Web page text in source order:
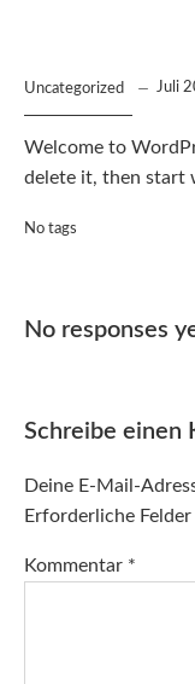
Uncategorized Juli
Welcome to
delete it, then start
No tags
No responses
Schreibe einen
Deine E-Mail-
Erforderliche
Kommentar *